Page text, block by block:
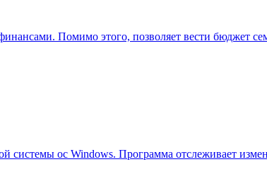
Помимо этого, позволяет вести бюджет
системы ос Windows. Программа отслеживает